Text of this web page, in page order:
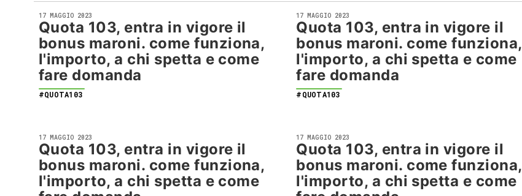
17 MAGGIO 2023
Quota 103, entra in vigore il
bonus maroni. come funziona,
l'importo, a chi spetta e come
fare domanda
#QUOTA103
17 MAGGIO 2023
Quota 103, entra in vigore il
bonus maroni. come funziona,
l'importo, a chi spetta e come
fare domanda
#QUOTA103
17 MAGGIO 2023
Quota 103, entra in vigore il
bonus maroni. come funziona,
l'importo, a chi spetta e come
17 MAGGIO 2023
Quota 103, entra in vigore il
bonus maroni. come funziona,
l'importo, a chi spetta e come